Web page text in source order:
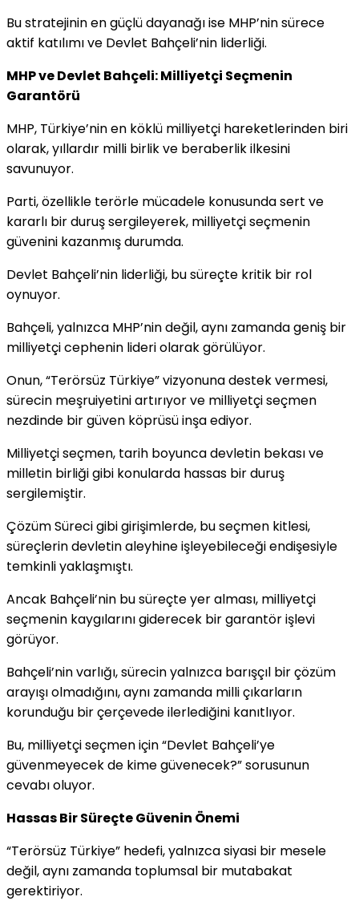
Bu stratejinin en güçlü dayanağı ise MHP’nin sürece
aktif katılımı ve Devlet Bahçeli’nin liderliği.
MHP ve Devlet Bahçeli: Milliyetçi Seçmenin
Garantörü
MHP, Türkiye’nin en köklü milliyetçi hareketlerinden biri
olarak, yıllardır milli birlik ve beraberlik ilkesini
savunuyor.
Parti, özellikle terörle mücadele konusunda sert ve
kararlı bir duruş sergileyerek, milliyetçi seçmenin
güvenini kazanmış durumda.
Devlet Bahçeli’nin liderliği, bu süreçte kritik bir rol
oynuyor.
Bahçeli, yalnızca MHP’nin değil, aynı zamanda geniş bir
milliyetçi cephenin lideri olarak görülüyor.
Onun, “Terörsüz Türkiye” vizyonuna destek vermesi,
sürecin meşruiyetini artırıyor ve milliyetçi seçmen
nezdinde bir güven köprüsü inşa ediyor.
Milliyetçi seçmen, tarih boyunca devletin bekası ve
milletin birliği gibi konularda hassas bir duruş
sergilemiştir.
Çözüm Süreci gibi girişimlerde, bu seçmen kitlesi,
süreçlerin devletin aleyhine işleyebileceği endişesiyle
temkinli yaklaşmıştı.
Ancak Bahçeli’nin bu süreçte yer alması, milliyetçi
seçmenin kaygılarını giderecek bir garantör işlevi
görüyor.
Bahçeli’nin varlığı, sürecin yalnızca barışçıl bir çözüm
arayışı olmadığını, aynı zamanda milli çıkarların
korunduğu bir çerçevede ilerlediğini kanıtlıyor.
Bu, milliyetçi seçmen için “Devlet Bahçeli’ye
güvenmeyecek de kime güvenecek?” sorusunun
cevabı oluyor.
Hassas Bir Süreçte Güvenin Önemi
“Terörsüz Türkiye” hedefi, yalnızca siyasi bir mesele
değil, aynı zamanda toplumsal bir mutabakat
gerektiriyor.